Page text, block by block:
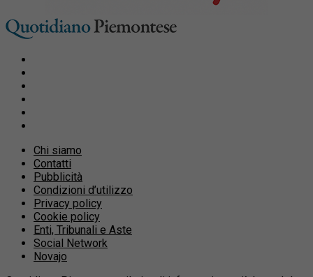
Chi siamo
Contatti
Pubblicità
Condizioni d’utilizzo
Privacy policy
Cookie policy
Enti, Tribunali e Aste
Social Network
Novajo